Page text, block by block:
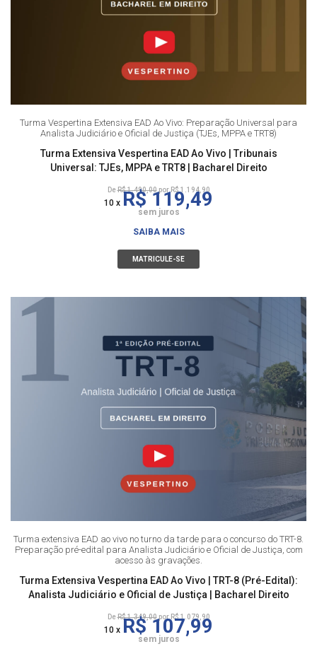
Turma Vespertina Extensiva EAD Ao Vivo: Preparação Universal para
Analista Judiciário e Oficial de Justiça (TJEs, MPPA e TRT8)
Turma Extensiva Vespertina EAD Ao Vivo | Tribunais
Universal: TJEs, MPPA e TRT8 | Bacharel Direito
DeR$ 1.490,00por R$ 1.194,90
10 x R$ 119,49
sem juros
SAIBA MAIS
MATRICULE-SE
Turma extensiva EAD ao vivo no turno da tarde para o concurso do TRT-8.
Preparação pré-edital para Analista Judiciário e Oficial de Justiça, com
acesso às gravações.
Turma Extensiva Vespertina EAD Ao Vivo | TRT-8 (Pré-Edital):
Analista Judiciário e Oficial de Justiça | Bacharel Direito
DeR$ 1.349,00por R$ 1.079,90
10 x R$ 107,99
sem juros